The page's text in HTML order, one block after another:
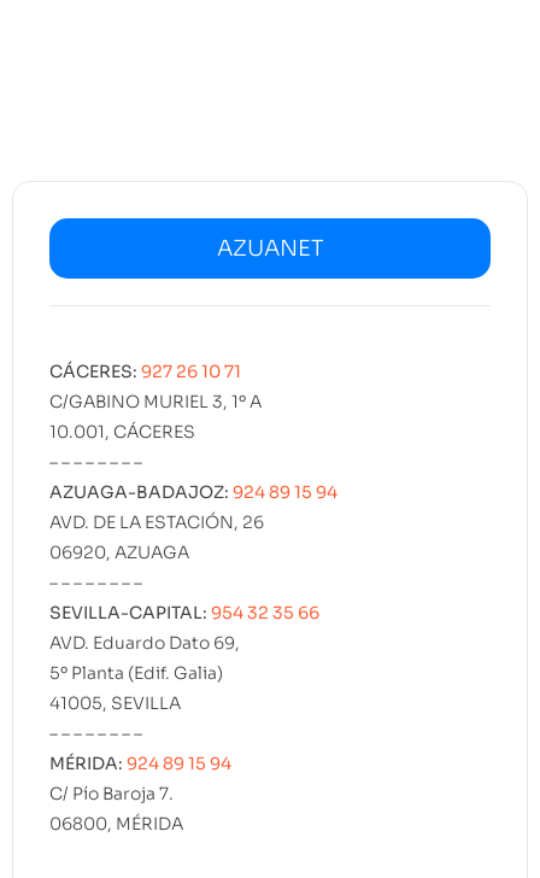
AZUANET
CÁCERES: 927 26 10 71
C/GABINO MURIEL 3, 1º A
10.001, CÁCERES
– – – – – – – –
AZUAGA-BADAJOZ: 924 89 15 94
AVD. DE LA ESTACIÓN, 26
06920, AZUAGA
– – – – – – – –
SEVILLA-CAPITAL: 954 32 35 66
AVD. Eduardo Dato 69,
5º Planta (Edif. Galia)
41005, SEVILLA
– – – – – – – –
MÉRIDA: 924 89 15 94
C/ Pío Baroja 7.
06800, MÉRIDA